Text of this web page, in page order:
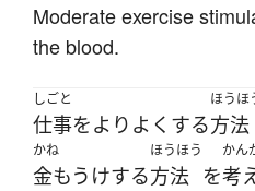
Moderate exercise
the blood.
しごと
仕事をより よくする
ほうほ
方法
かね
金もうけする
ほうほう
方法 を
かん
考